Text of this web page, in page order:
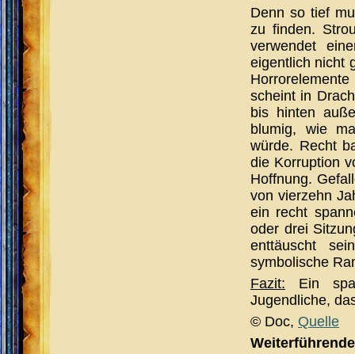
Denn so tief
zu finden.
verwendet
eigentlich nicht
scheint in
bis hinten
blumig, wie
würde. Recht
die Korruption
Hoffnung.
von vierzehn
ein recht
oder drei
enttäuscht
symbolische
Fazit: Ein
Jugendliche,
© Doc, Quelle